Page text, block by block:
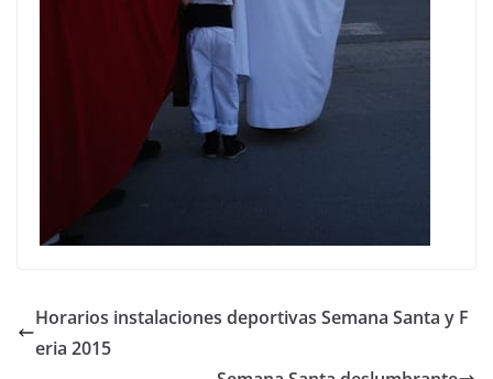
Horarios instalaciones deportivas Semana Santa y F
eria 2015